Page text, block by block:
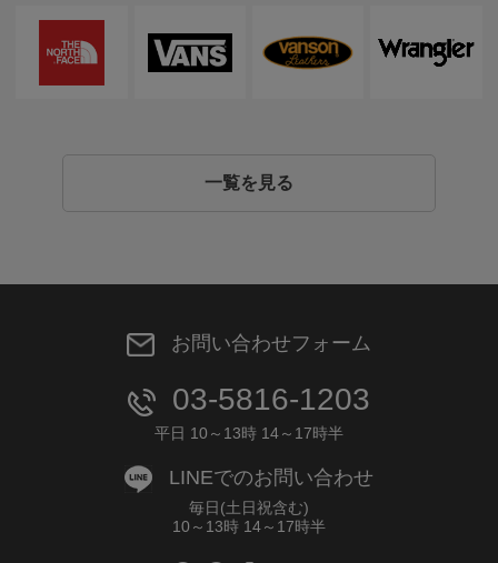
一覧を見る
お問い合わせフォーム
03-5816-1203
平日 10～13時 14～17時半
LINEでのお問い合わせ
毎日(土日祝含む)
10～13時 14～17時半